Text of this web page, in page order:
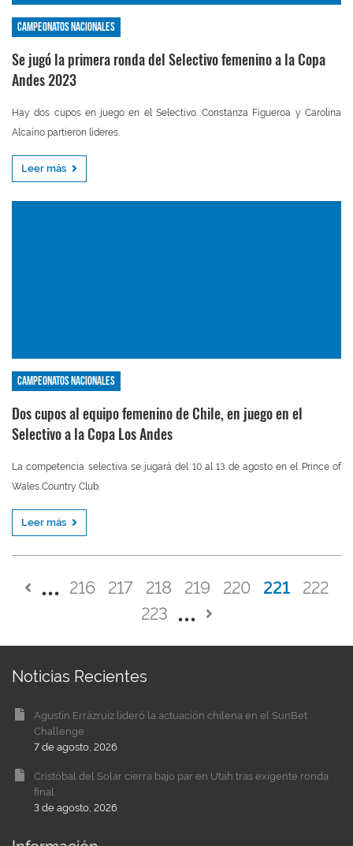
Campeonatos nacionales
Se jugó la primera ronda del Selectivo femenino a la Copa
Andes 2023
Hay dos cupos en juego en el Selectivo. Constanza Figueroa y Carolina
Alcaíno partieron líderes.
Leer más
Campeonatos nacionales
Dos cupos al equipo femenino de Chile, en juego en el
Selectivo a la Copa Los Andes
La competencia selectiva se jugará del 10 al 13 de agosto en el Prince of
Wales Country Club.
Leer más
216 217 218 219 220 221
222
223
Noticias Recientes
Agustín Errázruiz lideró la actuación chilena en el SunBet
Challenge
7 de agosto, 2026
Cristóbal del Solar cierra bajo par en Utah tras exigente ronda
final
3 de agosto, 2026